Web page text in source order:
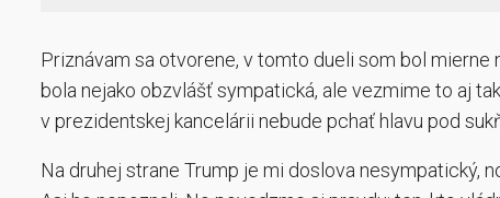
Priznávam sa otvorene, v tomto dueli som bol
bola nejako obzvlášť sympatická, ale vezmime to aj
v prezidentskej kancelárii nebude pchať hlavu pod
Na druhej strane Trump je mi doslova nesympatický,